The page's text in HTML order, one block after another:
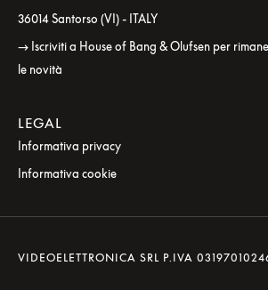
36014 Santorso (VI) - ITALY
→ Iscriviti a House of Bang & Olufsen per
le novità
LEGAL
Informativa privacy
Informativa cookie
VIDEOELETTRONICA SRL P.IVA